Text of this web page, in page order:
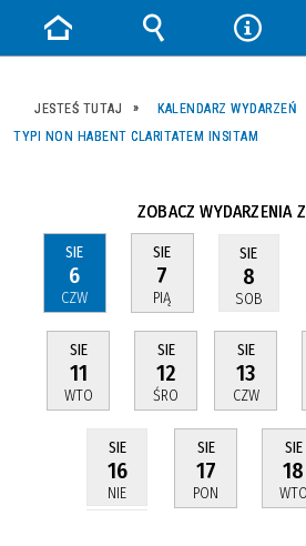
JESTEŚ TUTAJ
KALENDARZ WYDARZEŃ
TYPI NON HABENT CLARITATEM INSITAM
ZOBACZ WYDARZENIA
SIE
6
CZW
SIE
7
PIĄ
SIE
8
SOB
SIE
11
WTO
SIE
12
ŚRO
SIE
13
CZW
SIE
16
NIE
SIE
17
PON
SIE
18
WTO
Strona
główna
Wyszukiwarka